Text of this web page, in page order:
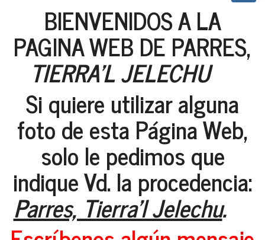
BIENVENIDOS A LA
PAGINA WEB DE PARRES,
TIERRA'L JELECHU
Si quiere utilizar alguna
foto de esta Página Web,
solo le pedimos que
indique Vd. la procedencia:
Parres, Tierra'l Jelechu.